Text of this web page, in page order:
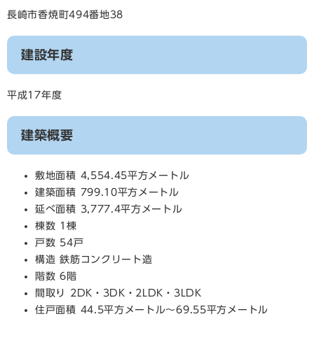
長崎市香焼町494番地38
建設年度
平成17年度
建築概要
敷地面積 4,554.45平方メートル
建築面積 799.10平方メートル
延べ面積 3,777.4平方メートル
棟数 1棟
戸数 54戸
構造 鉄筋コンクリート造
階数 6階
間取り 2DK・3DK・2LDK・3LDK
住戸面積 44.5平方メートル～69.55平方メートル